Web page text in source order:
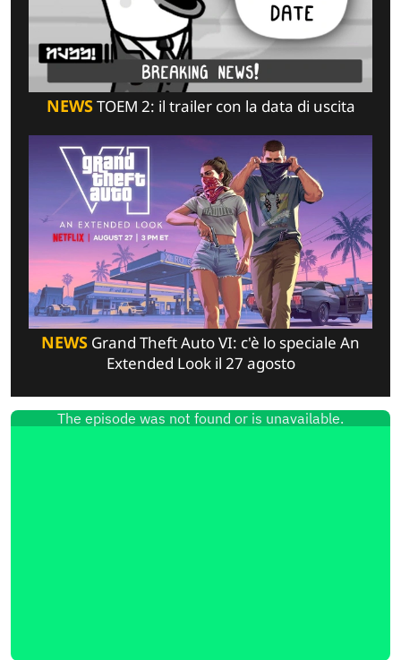
NEWSTOEM 2: il trailer con la data di uscita
NEWS Grand Theft Auto VI: c'è lo speciale An
Extended Look il 27 agosto